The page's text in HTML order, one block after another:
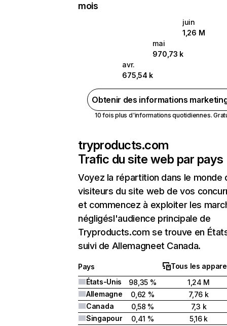
mois
juin
1,26 M
mai
970,73 k
avr.
675,54 k
Obtenir des informations
10 fois plus d'informations quotidiennes.
tryproducts.com
Trafic du site web par pays
Voyez la répartition dans le monde
visiteurs du site web de vos
et commencez à exploiter les
négligésl'audience principale de
Tryproducts.com se trouve en
suivi de Allemagneet Canada.
Pays
Tous les
États-Unis
98,35 %
1,24 M
Allemagne
0,62 %
7,76 k
Canada
0,58 %
7,3 k
Singapour
0,41 %
5,16 k